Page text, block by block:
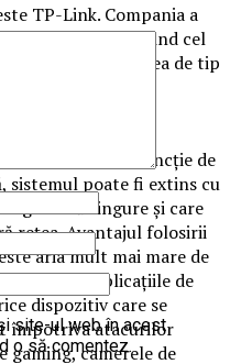
TP-Link. Compania a
promovează ca fiind cel
şi ca soluţie de reţea de tip
480 mp, în funcţie de
sistemul poate fi extins cu
singure şi care
reţea. Avantajul folosirii
aria mult mai mare de
şi aplicaţiile de
dispozitiv care se
împotriva atacurilor
gaming, camerele de
site-ul web în acest
o să comentez.